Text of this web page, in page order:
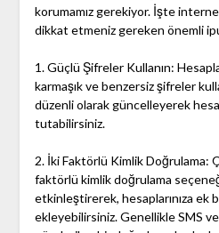
korumamız gerekiyor. İşte
dikkat etmeniz gereken önemli
1. Güçlü Şifreler Kullanın:
karmaşık ve benzersiz şifreler
düzenli olarak güncelleyerek
tutabilirsiniz.
2. İki Faktörlü Kimlik Doğrulama:
faktörlü kimlik doğrulama
etkinleştirerek, hesaplarınıza ek
ekleyebilirsiniz. Genellikle SMS